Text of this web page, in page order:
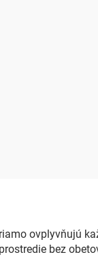
ovplyvňujú
bez